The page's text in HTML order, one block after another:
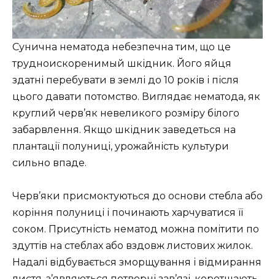
Сунична нематода небезпечна тим, що це
трудноискоренимый шкідник. Його яйця
здатні перебувати в землі до 10 років і після
цього давати потомство. Виглядає нематода, як
круглий черв’як невеликого розміру білого
забарвлення. Якщо шкідник заведеться на
плантації полуниці, урожайність культури
сильно впаде.
Черв’яки присмоктуються до основи стебла або
коріння полуниці і починають харчуватися її
соком. Присутність нематод можна помітити по
здуттів на стеблах або вздовж листових жилок.
Надалі відбувається зморщування і відмирання